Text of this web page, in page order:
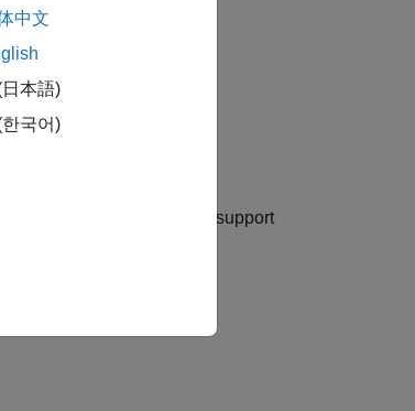
designs using hardware support
中文
日本語)
한국어)